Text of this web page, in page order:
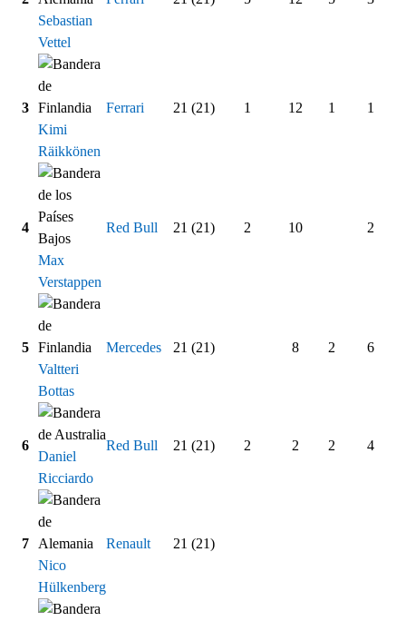
Sebastian
Vettel
3
Kimi
Räikkönen
Ferrari 21 (21) 1 12 1 1
4
Max
Verstappen
Red Bull 21 (21) 2 10 2
5
Valtteri
Bottas
Mercedes 21 (21) 8 2 6
6
Daniel
Ricciardo
Red Bull 21 (21) 2 2 2 4
7
Nico
Hülkenberg
Renault 21 (21)